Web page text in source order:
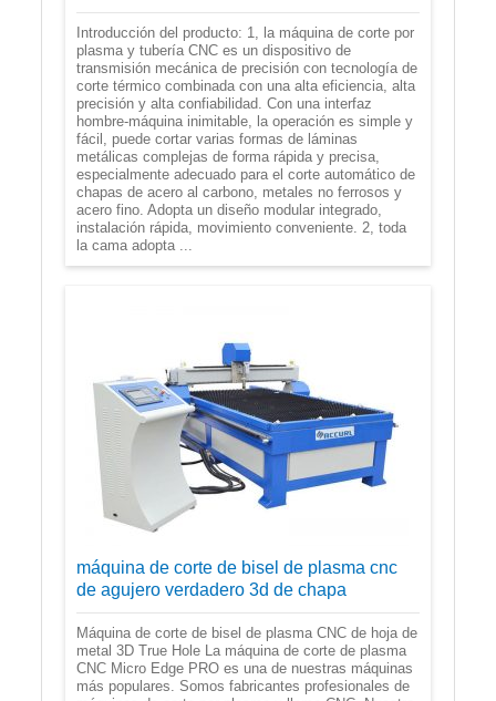
Introducción del producto: 1, la máquina de corte por
plasma y tubería CNC es un dispositivo de
transmisión mecánica de precisión con tecnología de
corte térmico combinada con una alta eficiencia, alta
precisión y alta confiabilidad. Con una interfaz
hombre-máquina inimitable, la operación es simple y
fácil, puede cortar varias formas de láminas
metálicas complejas de forma rápida y precisa,
especialmente adecuado para el corte automático de
chapas de acero al carbono, metales no ferrosos y
acero fino. Adopta un diseño modular integrado,
instalación rápida, movimiento conveniente. 2, toda
la cama adopta ...
máquina de corte de bisel de plasma cnc
de agujero verdadero 3d de chapa
Máquina de corte de bisel de plasma CNC de hoja de
metal 3D True Hole La máquina de corte de plasma
CNC Micro Edge PRO es una de nuestras máquinas
más populares. Somos fabricantes profesionales de